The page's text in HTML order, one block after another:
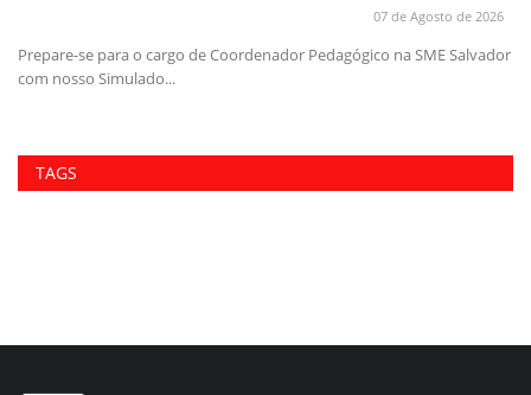
07 de Agosto de 2026
Prepare-se para o cargo de Coordenador Pedagógico na SME Salvador
com nosso Simulado...
TAGS